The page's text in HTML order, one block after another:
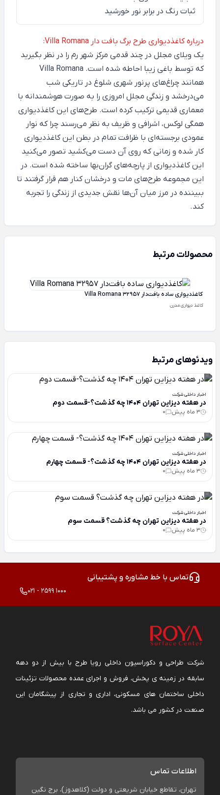
ثبات رنگ در برابر نور خورشید
درباره کاغذدیواری طرح برگ بافت دار Villa Romana:
یک ویلای مجلل در چند قدمی مرکز شهر رم را در نظر بگیرید
که توسط باغی زیبا احاطه شده است.
همانند چراغ‌های پرنور شهری شلوغ در تاریکی شب
می‌درخشد و زندگی مجلل امروزی را به صورت هوشمندانه با
معماری قدیمی ترکیب کرده است. طرح‌های این کاغذدیواری
همگی لوکس، اشرافی و ظریف به نظر می‌رسند چرا که نوار
عمودی برجسته‌ای با ظرافت تمام در بطن این کاغذدیواری
کار شده و زمانی که روی آن دست می‌کشید تصور می‌کنید
این کاغذدیواری از پارچه‌های گران‌بها ساخته شده است. در
این مجموعه طرح‌های مات و درخشان کنار هم قرار گرفتند تا
ببیننده در مرز میان آن‌ها نقش جدیدی از زندگی را تجربه
کند.
محصولات مرتبط
کاغذدیواری ساده بافت‌دار Villa Romana 32957
کاغذ دیواری مدرن
ویدئوهای مرتبط
اخبار داخلی شرکت
در هفته دیزاین تهران 1404 چه گذشت؟-قسمت دوم
3 ماه پیش 0
اخبار داخلی شرکت
در هفته دیزاین تهران 1404 چه گذشت؟- قسمت چهارم
3 ماه پیش 0
اخبار داخلی شرکت
در هفته دیزاین تهران چه گذشت؟ قسمت سوم
3 ماه پیش 0
تماس با خط مشاوره و پشتیبانی
021 - 2599 1000
شرکت طراحی و دکوراسیون داخلی رویا طرح با بیش از دو دهه
سابقه در زمینه ی پخش، فروش و اجرای عمده محصولات تزئینات
داخلی ساختمان های مسکونی، اداری و تجاری از پیشگامان این
صنعت در کشور می باشد.
اطلاعات تماس
تهران، تقاطع خیابان شریعتی و دولت (کلاهدوز)، برج نگین